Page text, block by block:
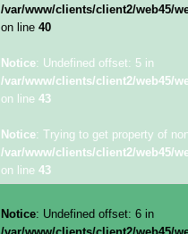
/var/www/clients/client2/web45/
on line 40
Notice: Undefined offset: 5 in
/var/www/clients/client2/web45/
on line 43
Notice: Trying to get property of
/var/www/clients/client2/web45/
on line 43
Notice: Undefined offset: 6 in